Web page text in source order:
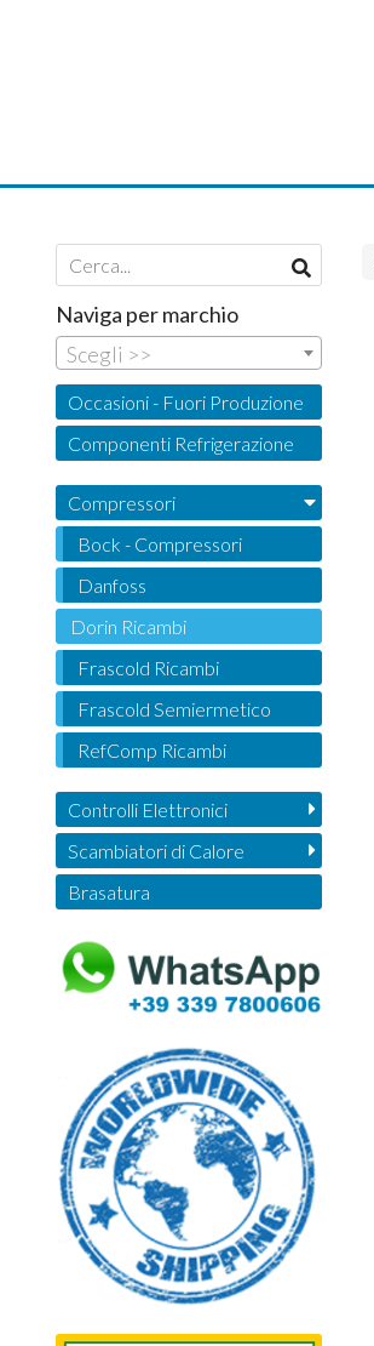
Naviga per marchio
Scegli >>
Occasioni - Fuori Produzione
Componenti Refrigerazione
Compressori
Bock - Compressori
Danfoss
Dorin Ricambi
Frascold Ricambi
Frascold Semiermetico
RefComp Ricambi
Controlli Elettronici
Scambiatori di Calore
Brasatura